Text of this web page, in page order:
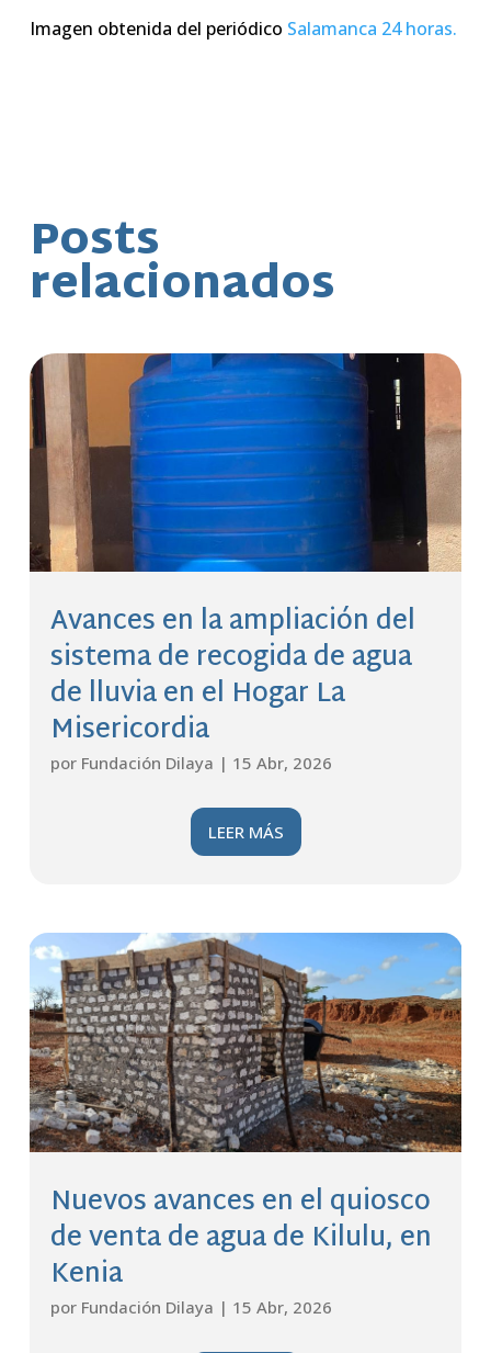
Imagen obtenida del periódico Salamanca 24 horas.
Posts
relacionados
Avances en la ampliación del
sistema de recogida de agua
de lluvia en el Hogar La
Misericordia
por Fundación Dilaya | 15 Abr, 2026
LEER MÁS
Nuevos avances en el quiosco
de venta de agua de Kilulu, en
Kenia
por Fundación Dilaya | 15 Abr, 2026